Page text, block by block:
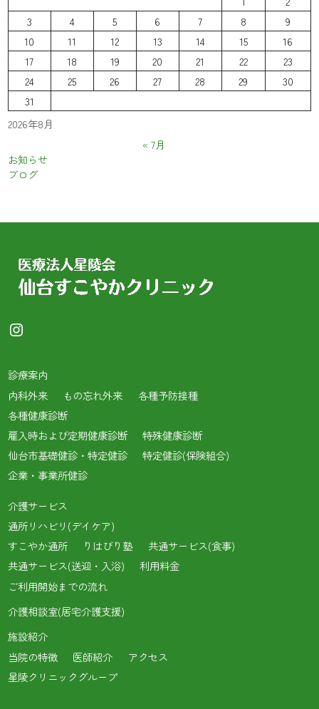
2026年8月
3
4 5 6 7 8
9
10
11 12 13 14 15
16
17
18 19 20 21 22
23
24
25 26 27 28 29
30
31
« 7月
お知らせ
ブログ
Instagram
診療案内
内科外来
もの忘れ外来
各種予防接種
各種健康診断
雇入時および定期健康診断
特殊健康診断
仙台市基礎健診・特定健診
特定健診(保険組合)
企業・事業所健診
介護サービス
通所リハビリ(デイケア)
すこやか通所
りはびり塾
共通サービス(食事)
共通サービス(送迎・入浴)
利用料金
ご利用開始までの流れ
介護相談室(居宅介護支援)
施設紹介
当院の特徴
医師紹介
アクセス
星陵クリニックグループ